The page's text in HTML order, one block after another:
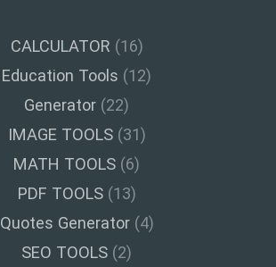
CALCULATOR (16)
Education Tools (12)
Generator (22)
IMAGE TOOLS(31)
MATH TOOLS (6)
PDF TOOLS(13)
Quotes Generator(4)
SEO TOOLS (2)